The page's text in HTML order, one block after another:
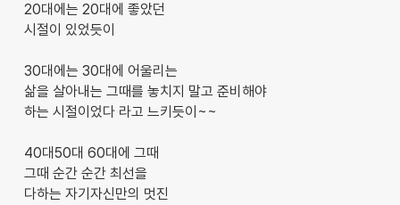
20대에는 20대에 좋았던
시절이 있었듯이
30대에는 30대에 어울리는
삶을 살아내는 그때를 놓치지 말고 준비해야
하는 시절이었다 라고 느키듯이~~
40대50대 60대에 그때
그때 순간 순간 최선을
다하는 자기자신만의 멋진